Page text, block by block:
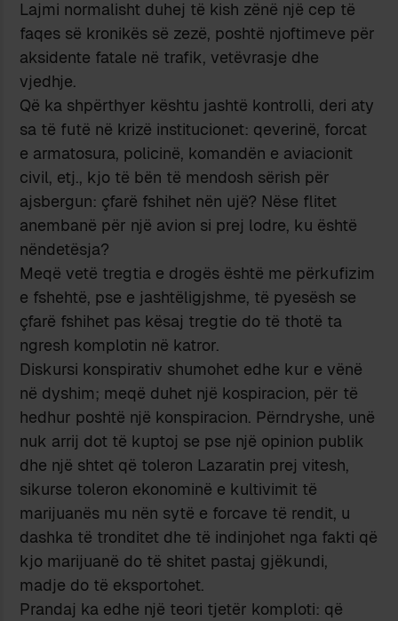
Lajmi normalisht duhej të kish zënë një cep të
faqes së kronikës së zezë, poshtë njoftimeve për
aksidente fatale në trafik, vetëvrasje dhe
vjedhje.
Që ka shpërthyer kështu jashtë kontrolli, deri aty
sa të futë në krizë institucionet: qeverinë, forcat
e armatosura, policinë, komandën e aviacionit
civil, etj., kjo të bën të mendosh sërish për
ajsbergun: çfarë fshihet nën ujë? Nëse flitet
anembanë për një avion si prej lodre, ku është
nëndetësja?
Meqë vetë tregtia e drogës është me përkufizim
e fshehtë, pse e jashtëligjshme, të pyesësh se
çfarë fshihet pas kësaj tregtie do të thotë ta
ngresh komplotin në katror.
Diskursi konspirativ shumohet edhe kur e vënë
në dyshim; meqë duhet një kospiracion, për të
hedhur poshtë një konspiracion. Përndryshe, unë
nuk arrij dot të kuptoj se pse një opinion publik
dhe një shtet që toleron Lazaratin prej vitesh,
sikurse toleron ekonominë e kultivimit të
marijuanës mu nën sytë e forcave të rendit, u
dashka të tronditet dhe të indinjohet nga fakti që
kjo marijuanë do të shitet pastaj gjëkundi,
madje do të eksportohet.
Prandaj ka edhe një teori tjetër komploti: që